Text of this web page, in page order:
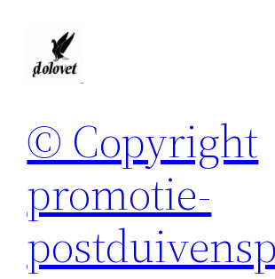
© Copyright
promotie-